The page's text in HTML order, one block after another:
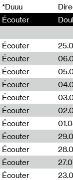
*Duuu
Écouter
Écouter
Écouter
Écouter
Écouter
Écouter
Écouter
Écouter
Écouter
Écouter
Écouter
Écouter